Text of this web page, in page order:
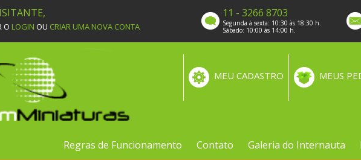
O LOGIN OU CRIAR UMA NOVA CONTA
11 - 3266 8703
Segunda à sexta: 10:30 às 18:30 h.
Sábado: 10:00 às 14:00 h.
MEUS
MEU CADASTRO
Regras de Funcionamento Contato Galeria do Internauta